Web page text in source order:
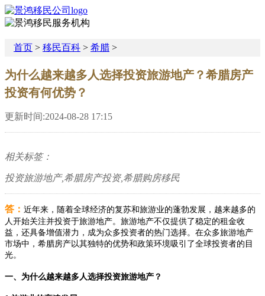
首页 > 移民百科 > 希腊 >
为什么越来越多人选择投资旅游地产？希腊房产
投资有何优势？
更新时间:2024-08-28 17:15
相关标签：
投资旅游地产,希腊房产投资,希腊购房移民
答： 近年来，随着全球经济的复苏和旅游业的蓬勃发展，越来越多的
人开始关注并投资于旅游地产。旅游地产不仅提供了稳定的租金收
益，还具备增值潜力，成为众多投资者的热门选择。在众多旅游地产
市场中，希腊房产以其独特的优势和政策环境吸引了全球投资者的目
光。
一、为什么越来越多人选择投资旅游地产？